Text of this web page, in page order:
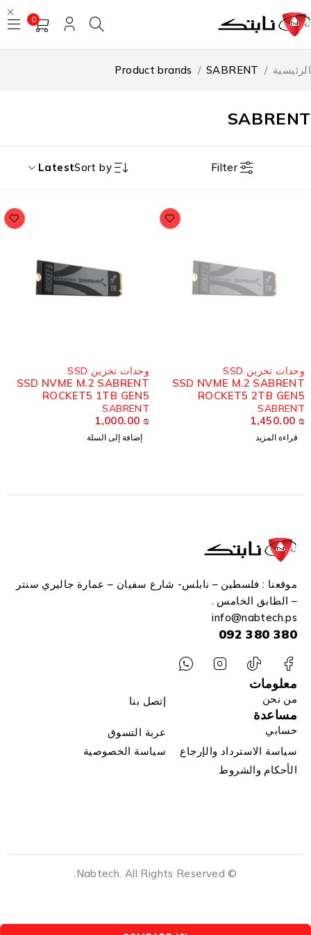
0
/
Product brands / SABRENT
Filter
Sort by
Latest
وحدات تخزين SSD
SSD NVME M.2 SABRENT
ROCKET5 2TB GEN5
SABRENT
1,450.00
قراءة المزيد
وحدات تخزين SSD
SSD NVME M.2 SABRENT
ROCKET5 1TB GEN5
SABRENT
1,000.00
إضافة إلى السلة
موقعنا : فلسطين – نابلس- شارع سفيان – عمارة جاليري سنتر
– الطابق الخامس .
info@nabtech.ps
380 380 092
معلومات
من نحن إتصل بنا
مساعدة
حسابي
عربة التسوق
سياسة الاسترداد والإرجاع
سياسة الخصوصية
الأحكام والشروط
© Nabtech. All Rights Reserved.